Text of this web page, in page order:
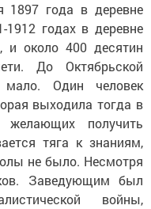
1897 года в деревне
1912 годах в деревне
и около 400 десятин
До Октябрьской
Один человек
выходила тогда в
желающих получить
тяга к знаниям,
не было. Несмотря
Заведующим был
войны,